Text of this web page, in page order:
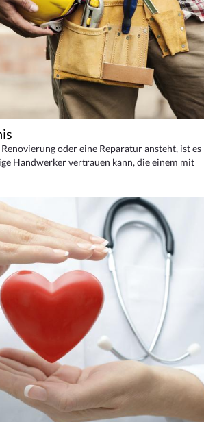
oder eine Reparatur ansteht, ist es
Handwerker vertrauen kann, die einem mit